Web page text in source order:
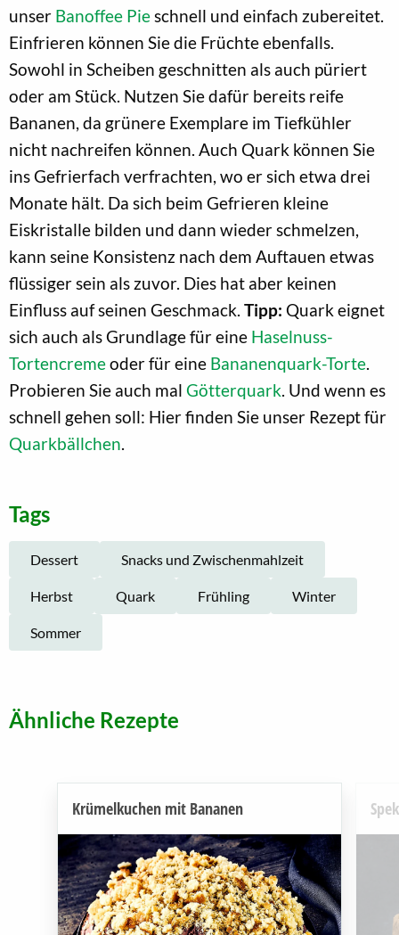
unser Banoffee Pieschnell und einfach zubereitet.
Einfrieren können Sie die Früchte ebenfalls.
Sowohl in Scheiben geschnitten als auch püriert
oder am Stück. Nutzen Sie dafür bereits reife
Bananen, da grünere Exemplare im Tiefkühler
nicht nachreifen können. Auch Quark können Sie
ins Gefrierfach verfrachten, wo er sich etwa drei
Monate hält. Da sich beim Gefrieren kleine
Eiskristalle bilden und dann wieder schmelzen,
kann seine Konsistenz nach dem Auftauen etwas
flüssiger sein als zuvor. Dies hat aber keinen
Einfluss auf seinen Geschmack. Tipp: Quark eignet
sich auch als Grundlage für eine Haselnuss-
Tortencremeoder für eine Bananenquark-Torte.
Probieren Sie auch mal Götterquark. Und wenn es
schnell gehen soll: Hier finden Sie unser Rezept für
Quarkbällchen.
Tags
Dessert Snacks und Zwischenmahlzeit
Herbst Quark Frühling Winter
Sommer
Ähnliche Rezepte
Krümelkuchen mit Bananen